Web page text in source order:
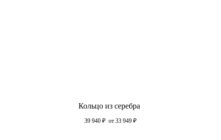
Кольцо из серебра
39 940 ₽ от 33 949 ₽